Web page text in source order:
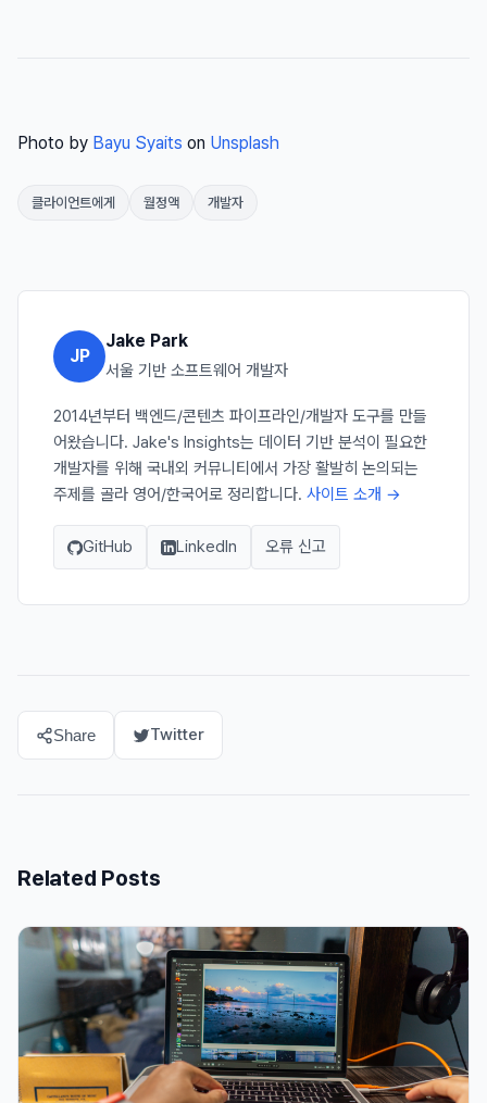
Photo by Bayu Syaits on Unsplash
클라이언트에게 월정액 개발자
JP
Jake Park
서울 기반 소프트웨어 개발자
2014년부터 백엔드/콘텐츠 파이프라인/개발자 도구를 만들
어왔습니다. Jake's Insights는 데이터 기반 분석이 필요한
개발자를 위해 국내외 커뮤니티에서 가장 활발히 논의되는
주제를 골라 영어/한국어로 정리합니다. 사이트 소개 →
GitHub LinkedIn 오류 신고
Share Twitter
Related Posts